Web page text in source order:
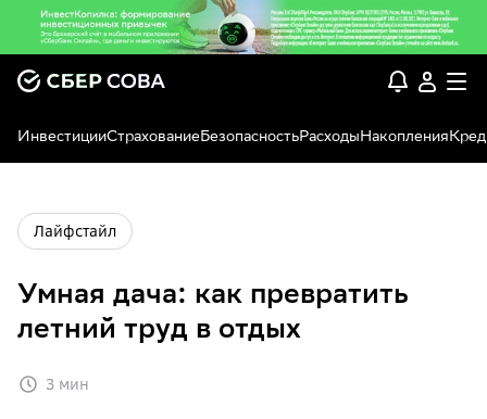
ИнвестицииСтрахованиеБезопасностьРасходыНакопления
Лайфстайл
Умная дача: как превратить
летний труд в отдых
3 мин